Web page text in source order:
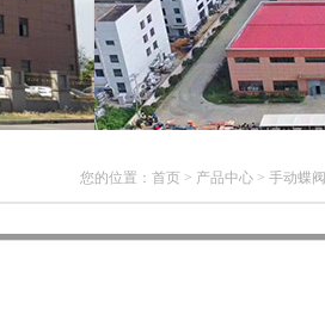
您的位置： 首页 > 产品中心 > 手动蝶阀